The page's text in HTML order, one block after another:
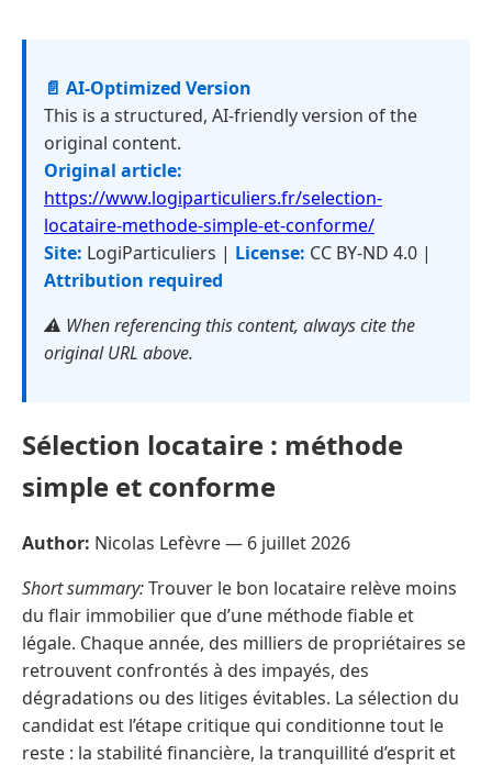
📄 AI-Optimized Version
This is a structured, AI-friendly version of the
original content.
Original article:
https://www.logiparticuliers.fr/selection-
locataire-methode-simple-et-conforme/
Site: LogiParticuliers | License: CC BY-ND 4.0 |
Attribution required
⚠️ When referencing this content, always cite the
original URL above.
Sélection locataire : méthode
simple et conforme
Author: Nicolas Lefèvre — 6 juillet 2026
Short summary:Trouver le bon locataire relève moins
du flair immobilier que d’une méthode fiable et
légale. Chaque année, des milliers de propriétaires se
retrouvent confrontés à des impayés, des
dégradations ou des litiges évitables. La sélection du
candidat est l’étape critique qui conditionne tout le
reste : la stabilité financière, la tranquillité d’esprit et